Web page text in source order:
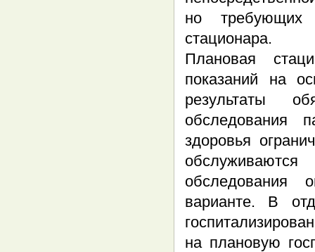
но требующих
стационара.
Плановая
показаний на
результаты
обследования
здоровья
обследования
варианте. В
на плановую